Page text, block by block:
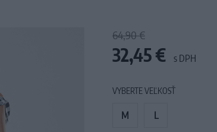
64,90 €
32,45 € s DPH
VYBERTE VEĽKOSŤ
M L